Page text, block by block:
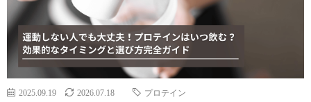
2025.09.19 2026.07.18 プロテイン